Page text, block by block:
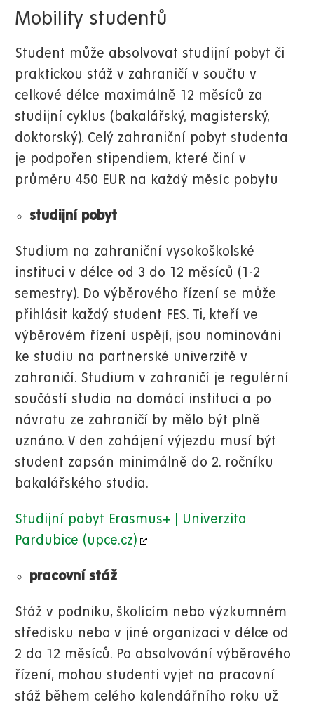
Mobility studentů
Student může absolvovat studijní pobyt či
praktickou stáž v zahraničí v součtu v
celkové délce maximálně 12 měsíců za
studijní cyklus (bakalářský, magisterský,
doktorský). Celý zahraniční pobyt studenta
je podpořen stipendiem, které činí v
průměru 450 EUR na každý měsíc pobytu
studijní pobyt
Studium na zahraniční vysokoškolské
instituci v délce od 3 do 12 měsíců (1-2
semestry). Do výběrového řízení se může
přihlásit každý student FES. Ti, kteří ve
výběrovém řízení uspějí, jsou nominováni
ke studiu na partnerské univerzitě v
zahraničí. Studium v zahraničí je regulérní
součástí studia na domácí instituci a po
návratu ze zahraničí by mělo být plně
uznáno. V den zahájení výjezdu musí být
student zapsán minimálně do 2. ročníku
bakalářského studia.
Studijní pobyt Erasmus+ | Univerzita
Pardubice (upce.cz)
pracovní stáž
Stáž v podniku, školícím nebo výzkumném
středisku nebo v jiné organizaci v délce od
2 do 12 měsíců. Po absolvování výběrového
řízení, mohou studenti vyjet na pracovní
stáž během celého kalendářního roku už